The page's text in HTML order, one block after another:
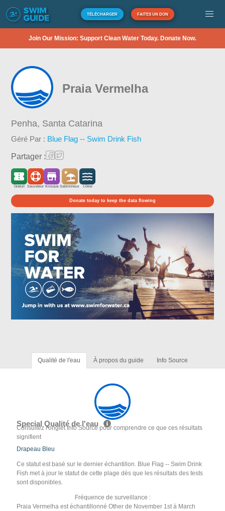
TÉLÉCHARGER FAITES UN DON
Join Our Mission: Support Clean Water Today. Donate Now.
Praia Vermelha
Penha, Santa Catarina
Géré Par : Blue Flag -- Swim Drink Fish
Partager :
Gratuit Sauveteur Kiosque Sablonneux Côtier
Donate today to keep the data flowing
Qualité de l'eau À propos du guide Info Source
Special Qualité de l'eau
Consultez l'onglet Info Source pour comprendre ce que ces résultats
signifient
Drapeau Bleu
Ce statut est basé sur le dernier échantillon. Blue Flag -- Swim Drink
Fish met à jour le statut de cette plage dès que les résultats des tests
sont disponibles.
Fréquence de surveillance :
Praia Vermelha est échantillonné Other de November 1st à March